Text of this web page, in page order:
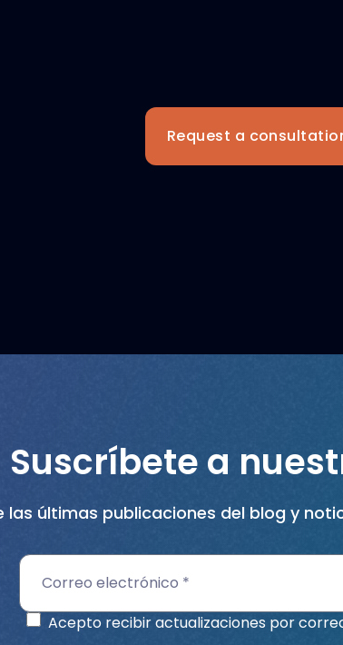
Request a
Suscríbete a
las últimas publicaciones del blog y
Acepto recibir actualizaciones por